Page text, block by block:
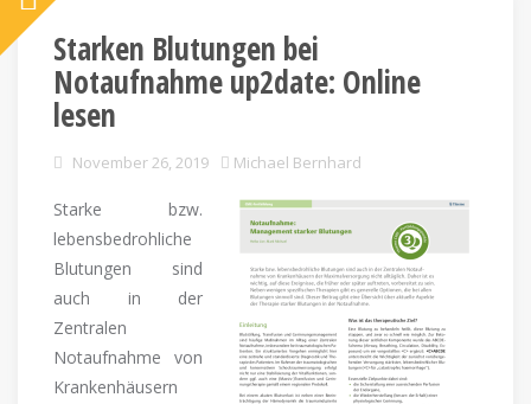
Starken Blutungen bei
Notaufnahme up2date: Online
lesen
November 26, 2019 Michael Bernhard
Starke bzw.
lebensbedrohliche
Blutungen sind
auch in der
Zentralen
Notaufnahme von
Krankenhäusern